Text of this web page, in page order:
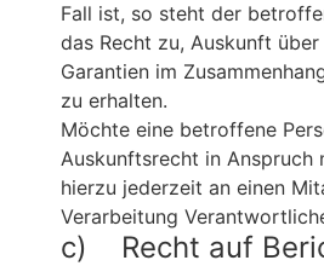
Fall ist, so steht der
das Recht zu, Auskunft
Garantien im
zu erhalten.
Möchte eine betroffene
Auskunftsrecht in Anspruch
hierzu jederzeit an einen
Verarbeitung
c) Recht auf